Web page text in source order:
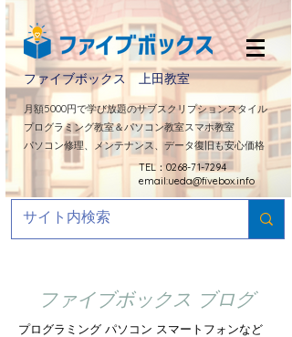
ファイブボックス 上田教室
​月額5000円で学び放題のサブスクリプションスタイル
プログラミング教室＆パソコン教室スマホ教室
パソコン修理、メンテナンス、データ復旧も安心価格
TEL：0268-71-7294
email:ueda@fivebox.info
ファイブボックス ブログ
プログラミング パソコン スマートフォンなど